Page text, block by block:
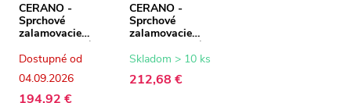
CERANO -
Sprchové
zalamovacie
dvere Volpe L/P -
6 mm - čierna
matná,
transparentné
sklo - 80x190 cm
Dostupné od
04.09.2026
194,92 €
CERANO -
Sprchové
zalamovacie
dvere Volpe L/P -
6 mm - čierna
transparentné
Skladom > 10 ks
212,68 €